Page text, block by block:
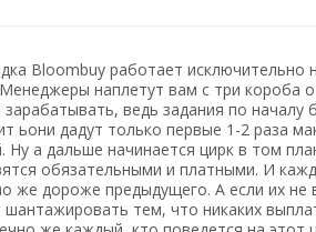
Bloombuy работает исключительно
наплетут вам с три короба
ведь задания по началу
ьони дадут только первые 1-2 раза
Ну а дальше начинается цирк в том
обязательными и платными. И
же дороже предыдущего. А если их не
шантажировать тем, что никаких